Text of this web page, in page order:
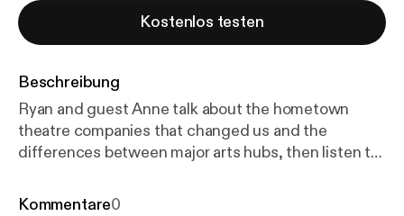
Kostenlos testen
Beschreibung
Ryan and guest Anne talk about the hometown
theatre companies that changed us and the
differences between major arts hubs, then listen to
Orleans and the owner of the Demo Divas
Kommentare0